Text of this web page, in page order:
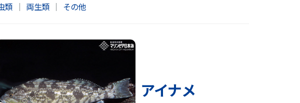
類 ｜ 両生類 ｜ その他
アイナメ